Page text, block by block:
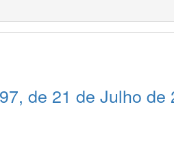
de 21 de Julho de